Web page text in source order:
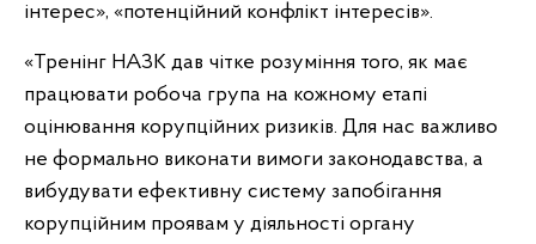
інтерес», «потенційний конфлікт інтересів».
«Тренінг НАЗК дав чітке розуміння того, як має
працювати робоча група на кожному етапі
оцінювання корупційних ризиків. Для нас важливо
не формально виконати вимоги законодавства, а
вибудувати ефективну систему запобігання
корупційним проявам у діяльності органу